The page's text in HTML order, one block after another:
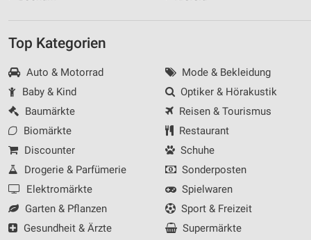
Top Kategorien
Auto & Motorrad
Baby & Kind
Baumärkte
Biomärkte
Discounter
Drogerie & Parfümerie
Elektromärkte
Garten & Pflanzen
Gesundheit & Ärzte
Mode & Bekleidung
Optiker & Hörakustik
Reisen & Tourismus
Restaurant
Schuhe
Sonderposten
Spielwaren
Sport & Freizeit
Supermärkte